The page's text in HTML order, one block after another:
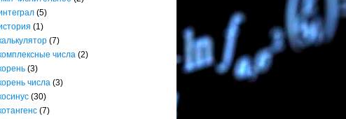
(5)
(1)
(7)
числа (2)
(3)
числа (3)
(30)
(7)